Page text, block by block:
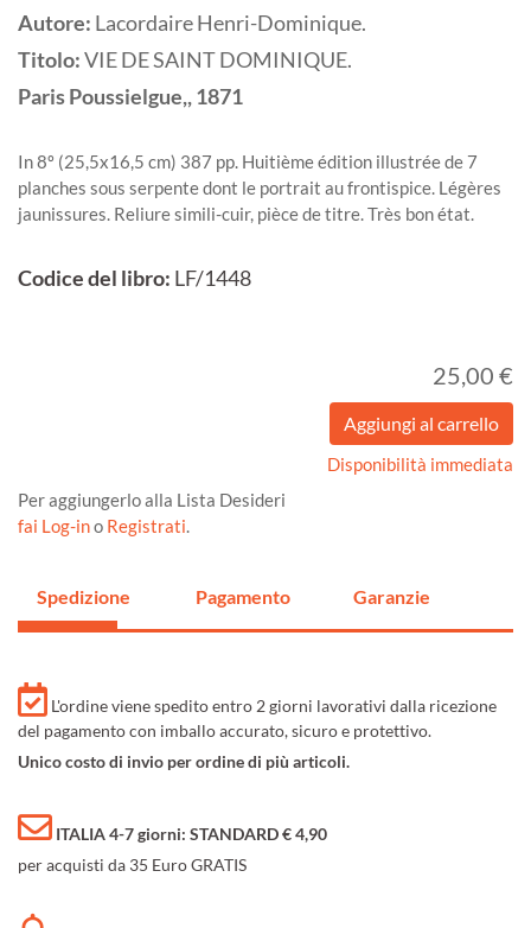
Autore: Lacordaire Henri-Dominique.
Titolo:VIE DE SAINT DOMINIQUE.
ParisPoussielgue,,1871
In 8º (25,5x16,5 cm) 387 pp. Huitième édition illustrée de 7
planches sous serpente dont le portrait au frontispice. Légères
jaunissures. Reliure simili-cuir, pièce de titre. Très bon état.
Codice del libro: LF/1448
25,00 €
Disponibilità immediata
Per aggiungerlo alla Lista Desideri
fai Log-ino Registrati
Spedizione Pagamento Garanzie
L'ordine viene spedito entro 2 giorni lavorativi dalla ricezione
del pagamento con imballo accurato, sicuro e protettivo.
Unico costo di invio per ordine di più articoli.
ITALIA 4-7 giorni: STANDARD € 4,90
per acquisti da 35 Euro GRATIS